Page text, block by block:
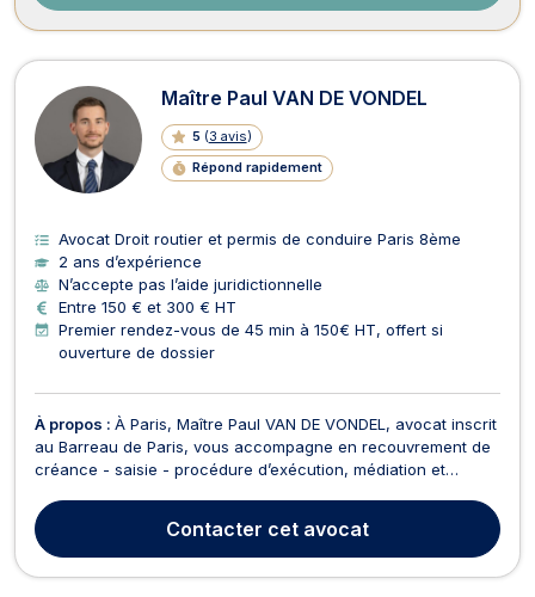
Maître Paul VAN DE VONDEL
5 (3 avis)
Répond rapidement
Avocat Droit routier et permis de conduire Paris 8ème
2 ans d’expérience
N’accepte pas l’aide juridictionnelle
Entre 150 € et 300 € HT
Premier rendez-vous de 45 min à 150€ HT, offert si
ouverture de dossier
À propos : À Paris, Maître Paul VAN DE VONDEL, avocat inscrit
au Barreau de Paris, vous accompagne en recouvrement de
créance - saisie - procédure d’exécution, médiation et
contrats, droit des sociétés, droit routier et permis de
conduire, droit pénal, droit de la consommation...
Contacter cet avocat